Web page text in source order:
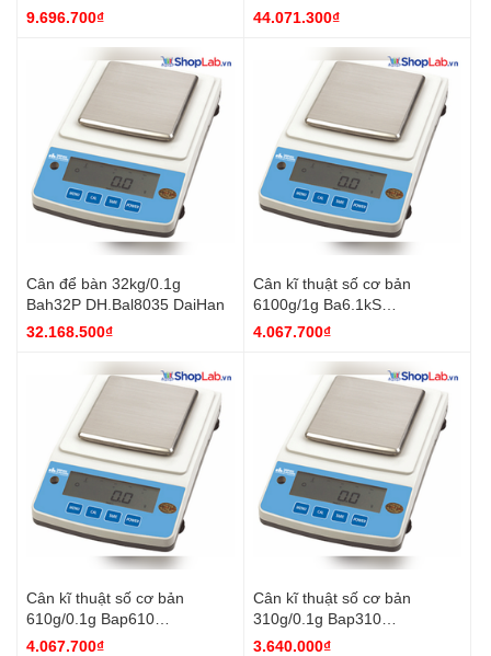
9.696.700₫
44.071.300₫
Cân để bàn 32kg/0.1g
Bah32P DH.Bal8035 DaiHan
32.168.500₫
Cân kĩ thuật số cơ bản
6100g/1g Ba6.1kS
DH.Bal8031 DaiHan
4.067.700₫
Cân kĩ thuật số cơ bản
610g/0.1g Bap610
DH.Bal8026 DaiHan
4.067.700₫
Cân kĩ thuật số cơ bản
310g/0.1g Bap310
DH.Bal8025 DaiHan
3.640.000₫